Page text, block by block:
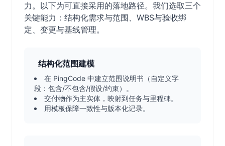
力。以下为可直接采用的落地路径。我们选取三个
关键能力：结构化需求与范围、WBS与验收绑
定、变更与基线管理。
结构化范围建模
在 PingCode 中建立范围说明书（自定义字
段：包含/不包含/假设/约束）。
交付物作为主实体，映射到任务与里程碑。
用模板保障一致性与版本化记录。